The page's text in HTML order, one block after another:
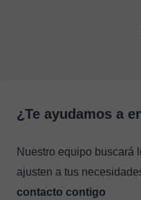
¿Te ayudamos a
Nuestro equipo buscará
ajusten a tus
contacto contigo